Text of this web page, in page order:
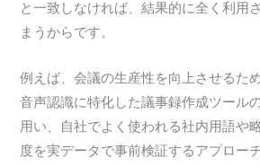
と一致しなければ、結果的に全く利用
まうからです。
例えば、会議の生産性を向上させるた
音声認識に特化した議事録作成ツール
用い、自社でよく使われる社内用語や
度を実データで事前検証するアプロー